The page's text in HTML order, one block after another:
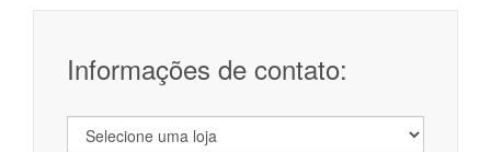
Informações de contato: